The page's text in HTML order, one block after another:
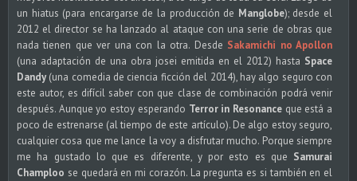
un hiatus (para encargarse de la producción de Manglobe); desde el
2012 el director se ha lanzado al ataque con una serie de obras que
nada tienen que ver una con la otra. Desde Sakamichi no Apollon
(una adaptación de una obra josei emitida en el 2012) hasta Space
Dandy (una comedia de ciencia ficción del 2014), hay algo seguro con
este autor, es difícil saber con que clase de combinación podrá venir
después. Aunque yo estoy esperando Terror in Resonanceque está a
poco de estrenarse (al tiempo de este artículo). De algo estoy seguro,
cualquier cosa que me lance la voy a disfrutar mucho. Porque siempre
me ha gustado lo que es diferente, y por esto es que Samurai
Champloo se quedará en mi corazón. La pregunta es si también en el